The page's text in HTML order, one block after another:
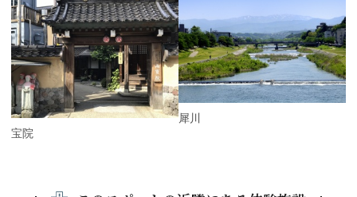
P
r
e
v
i
o
u
s
雨宝院
犀川
N
e
x
t